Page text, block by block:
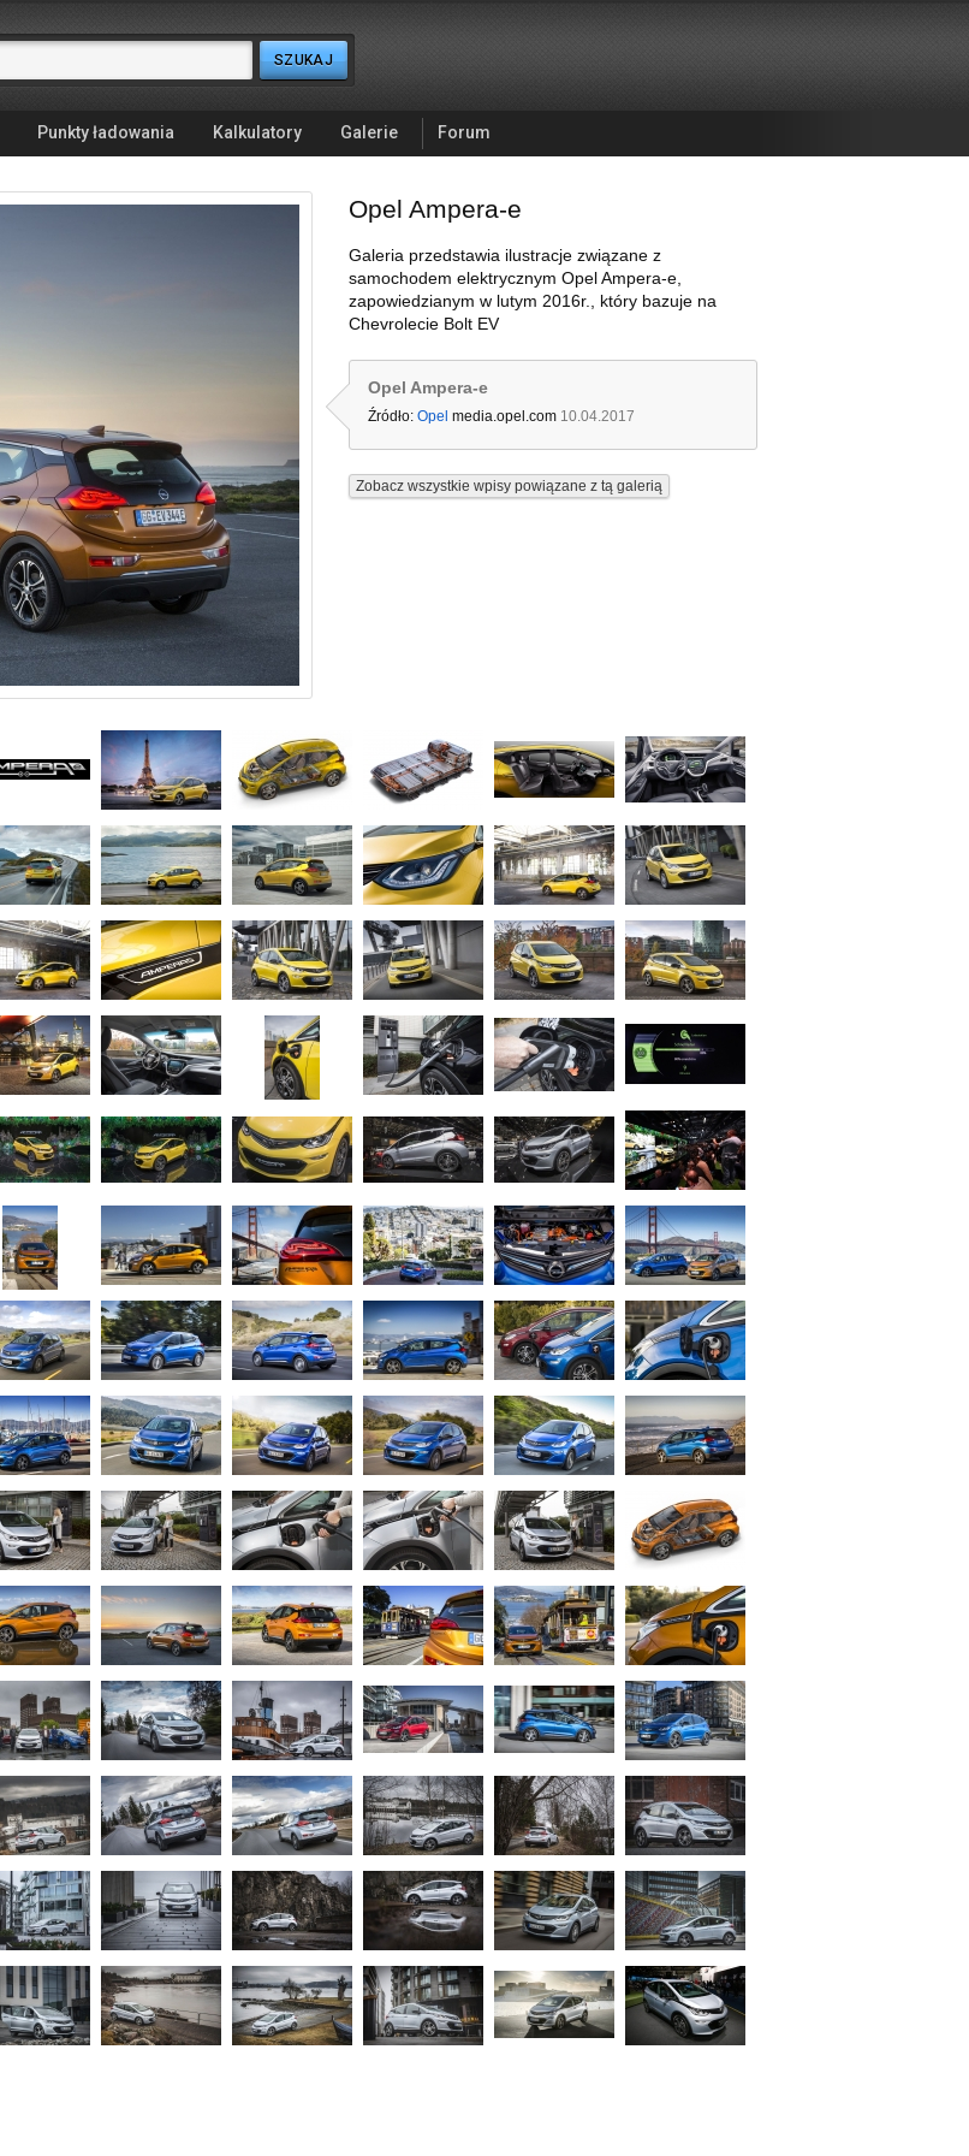
Punkty ładowania Kalkulatory Galerie Forum
Opel Ampera-e
Galeria przedstawia ilustracje związane z
samochodem elektrycznym Opel Ampera-e,
zapowiedzianym w lutym 2016r., który bazuje na
Chevrolecie Bolt EV
Opel Ampera-e
Źródło: Opel media.opel.com 10.04.2017
Zobacz wszystkie wpisy powiązane z tą galerią